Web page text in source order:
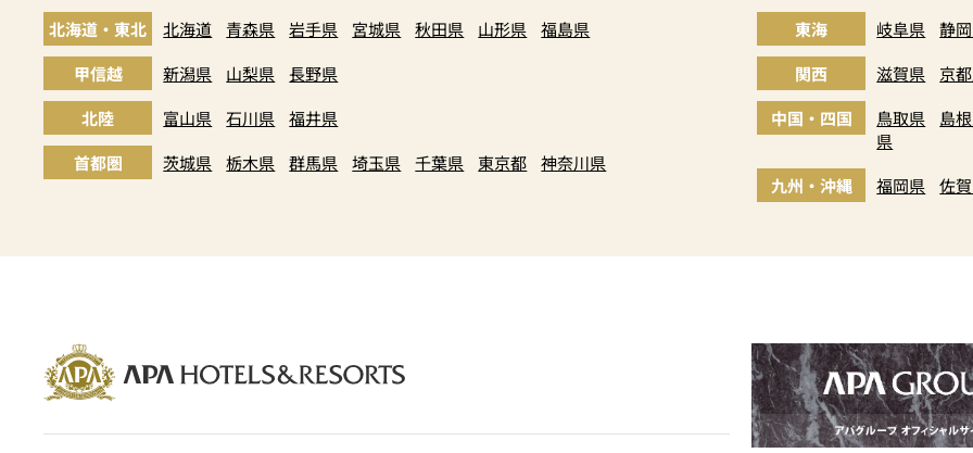
北海道・東北 北海道 青森県 岩手県 宮城県 秋田県 山形県
福島県
甲信越
新潟県 山梨県
長野県
北陸
富山県 石川県
福井県
首都圏
茨城県 栃木県 群馬県 埼玉県 千葉県 東京都 神奈川県
東海 岐阜県 静
関西
滋賀県 京
中国・四国
鳥取県 島
県
九州・沖縄
福岡県 佐